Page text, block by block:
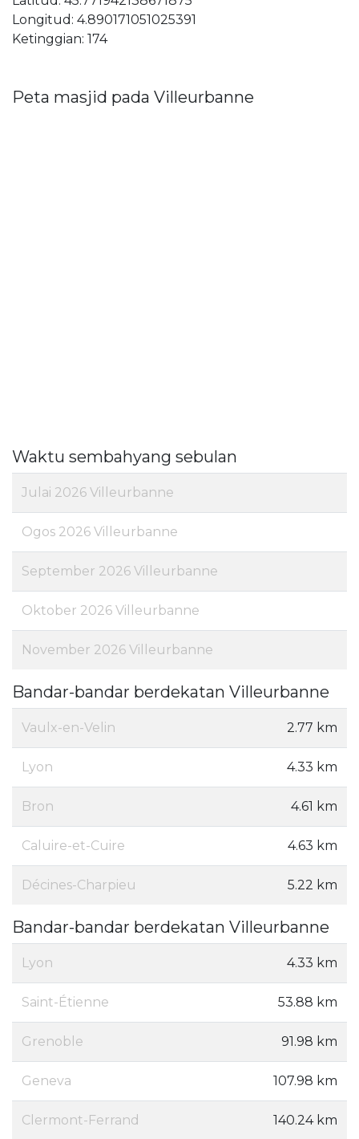
Longitud: 4.890171051025391
Ketinggian: 174
Peta masjid pada Villeurbanne
Waktu sembahyang sebulan
Julai 2026 Villeurbanne
Ogos 2026 Villeurbanne
September 2026 Villeurbanne
Oktober 2026 Villeurbanne
November 2026 Villeurbanne
Bandar-bandar berdekatan Villeurbanne
Vaulx-en-Velin 2.77 km
Lyon 4.33 km
Bron 4.61 km
Caluire-et-Cuire 4.63 km
Décines-Charpieu 5.22 km
Bandar-bandar berdekatan Villeurbanne
Lyon 4.33 km
Saint-Étienne 53.88 km
Grenoble 91.98 km
Geneva 107.98 km
Clermont-Ferrand 140.24 km